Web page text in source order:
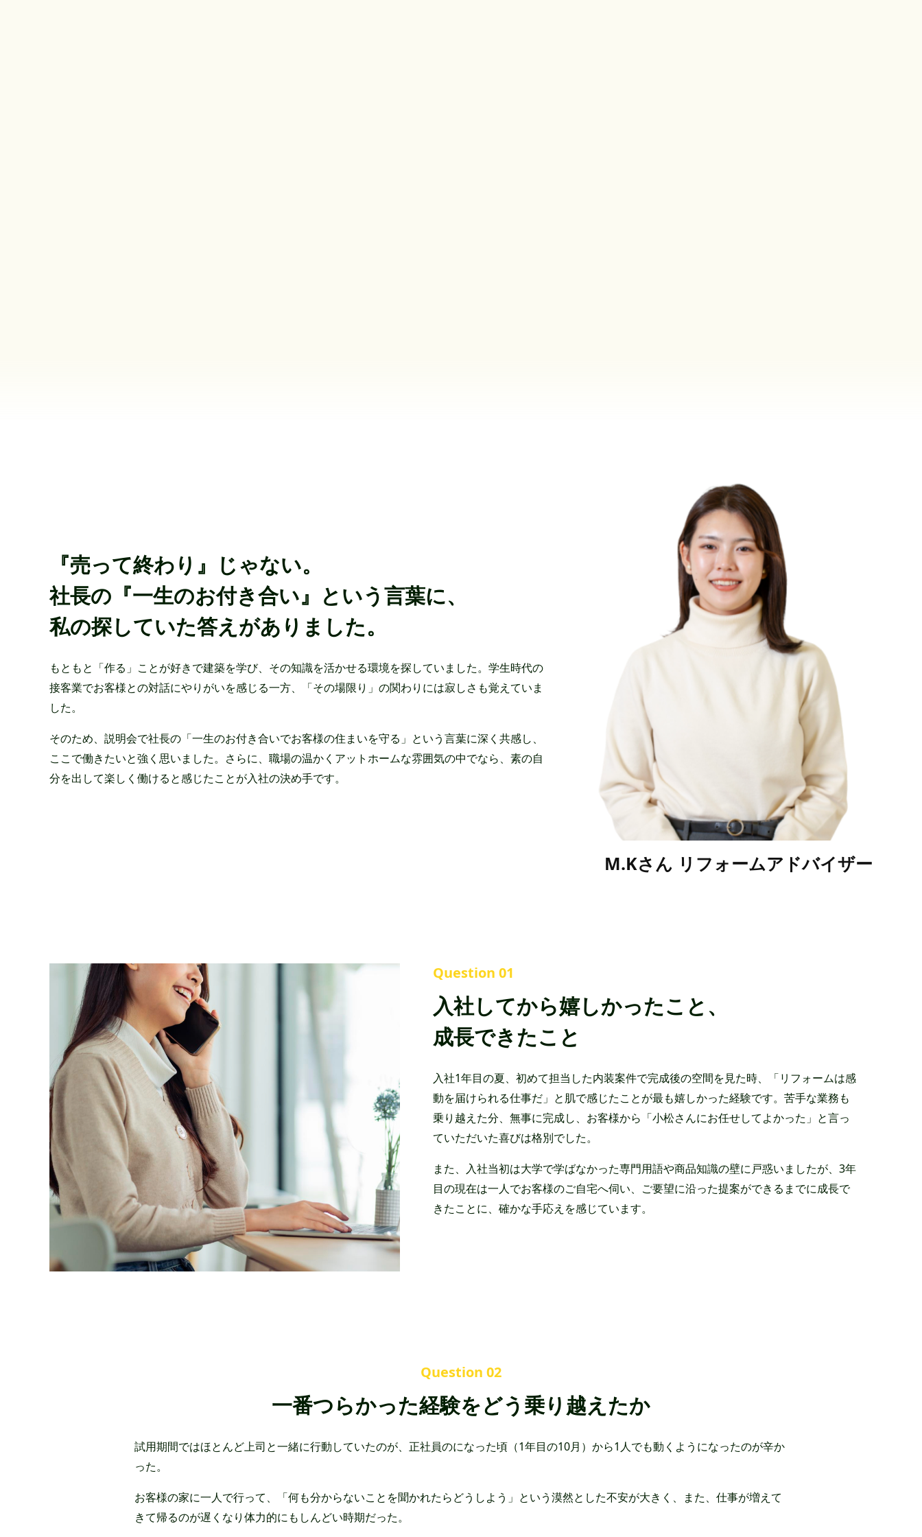
『売って終わり』じゃない。
社長の『一生のお付き合い』という言葉に、
私の探していた答えがありました。
もともと「作る」ことが好きで建築を学び、その知識を活かせる環境を探していました。学生時代の
接客業でお客様との対話にやりがいを感じる一方、「その場限り」の関わりには寂しさも覚えていま
した。
そのため、説明会で社長の「一生のお付き合いでお客様の住まいを守る」という言葉に深く共感し、
ここで働きたいと強く思いました。さらに、職場の温かくアットホームな雰囲気の中でなら、素の自
分を出して楽しく働けると感じたことが入社の決め手です。
M.Kさん リフォームアドバイザー
Question 01
入社してから嬉しかったこと、
成長できたこと
入社1年目の夏、初めて担当した内装案件で完成後の空間を見た時、「リフォームは感
動を届けられる仕事だ」と肌で感じたことが最も嬉しかった経験です。苦手な業務も
乗り越えた分、無事に完成し、お客様から「小松さんにお任せしてよかった」と言っ
ていただいた喜びは格別でした。
また、入社当初は大学で学ばなかった専門用語や商品知識の壁に戸惑いましたが、3年
目の現在は一人でお客様のご自宅へ伺い、ご要望に沿った提案ができるまでに成長で
きたことに、確かな手応えを感じています。
Question 02
一番つらかった経験をどう乗り越えたか
試用期間ではほとんど上司と一緒に行動していたのが、正社員のになった頃（1年目の10月）から1人でも動くようになったのが辛か
った。
お客様の家に一人で行って、「何も分からないことを聞かれたらどうしよう」という漠然とした不安が大きく、また、仕事が増えて
きて帰るのが遅くなり体力的にもしんどい時期だった。